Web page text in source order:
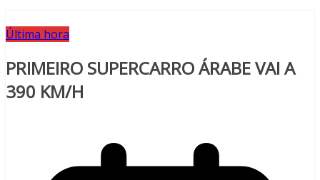
Última hora
PRIMEIRO SUPERCARRO ÁRABE VAI A
390 KM/H